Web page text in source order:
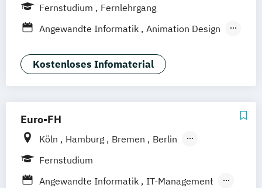
Bonn Nürnberg München
Zürich Rostock Dortmund
Fernstudium
Fernlehrgang
Angewandte Informatik
Animation Design
Big Data und Data Science
Digitale Medien Game Design
KI und maschinelles Lernen
Kommunikationsdesign
Medizinische Informatik
Nachhaltiges Design
Kostenloses Infomaterial
Euro-FH
Köln Hamburg Bremen
Berlin
Göttingen
Fernstudium
Angewandte Informatik
IT-Management